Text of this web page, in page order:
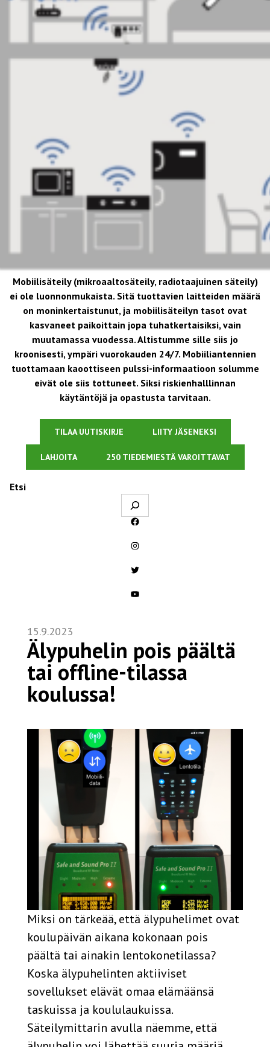
Mobiilisäteily (mikroaaltosäteily, radiotaajuinen säteily)
ei ole luonnonmukaista. Sitä tuottavien laitteiden määrä
on moninkertaistunut, ja mobiilisäteilyn tasot ovat
kasvaneet paikoittain jopa tuhatkertaisiksi, vain
muutamassa vuodessa. Altistumme sille siis jo
kroonisesti, ympäri vuorokauden 24/7. Mobiiliantennien
tuottamaan kaoottiseen pulssi-informaatioon solumme
eivät ole siis tottuneet. Siksi riskienhalllinnan
käytäntöjä ja opastusta tarvitaan.
TILAA UUTISKIRJE LIITY JÄSENEKSI
LAHJOITA 250 TIEDEMIESTÄ VAROITTAVAT
Etsi
Facebook
Instagram
Twitter
YouTube
15.9.2023
Älypuhelin pois päältä
tai offline-tilassa
koulussa!
Miksi on tärkeää, että älypuhelimet ovat
koulupäivän aikana kokonaan pois
päältä tai ainakin lentokonetilassa?
Koska älypuhelinten aktiiviset
sovellukset elävät omaa elämäänsä
taskuissa ja koululaukuissa.
Säteilymittarin avulla näemme, että